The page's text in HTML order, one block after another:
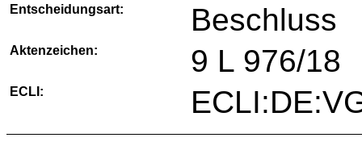
Entscheidungsart: Beschluss
Aktenzeichen: 9 L 976/18
ECLI: